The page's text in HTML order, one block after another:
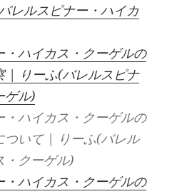
レルスピナー・ハイカ
・ハイカス・クーゲルの
| りーふ(バレルスピナ
ゲル)
・ハイカス・クーゲルの
ついて | りーふ(バレル
・クーゲル)
・ハイカス・クーゲルの